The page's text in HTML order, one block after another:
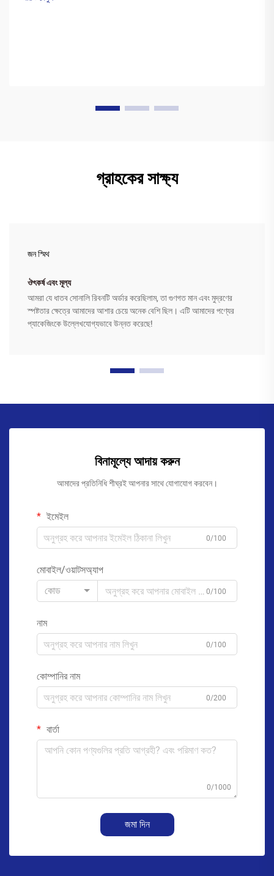
গ্রাহকের সাক্ষ্য
জন স্মিথ
ঔৎকর্ষ এবং মূল্য
আমরা যে ধাতব সোনালি রিবনটি অর্ডার করেছিলাম, তা গুণগত মান এবং মুদ্রণের
স্পষ্টতার ক্ষেত্রে আমাদের আশার চেয়ে অনেক বেশি ছিল। এটি আমাদের পণ্যের
প্যাকেজিংকে উল্লেখযোগ্যভাবে উন্নত করেছে!
বিনামূল্যে আদায় করুন
আমাদের প্রতিনিধি শীঘ্রই আপনার সাথে যোগাযোগ করবেন।
ইমেইল
0/100
মোবাইল/ওয়াটসঅ্যাপ
কোড
0/100
নাম
0/100
কোম্পানির নাম
0/200
বার্তা
0/1000
জমা দিন